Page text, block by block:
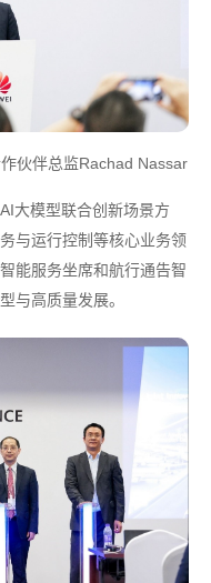
伙伴总监Rachad Nassar
大模型联合创新场景方
与运行控制等核心业务领
能服务坐席和航行通告智
与高质量发展。